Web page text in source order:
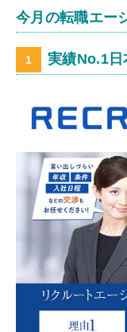
今月の転職エー
実績No.1日